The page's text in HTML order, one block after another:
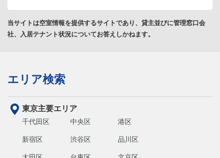
当サイトは空室情報を提供するサイトであり、貸主並びに管理窓口会
社、入居テナント状況についてお答えしかねます。
エリア検索
東京主要エリア
千代田区 中央区 港区
新宿区 渋谷区 品川区